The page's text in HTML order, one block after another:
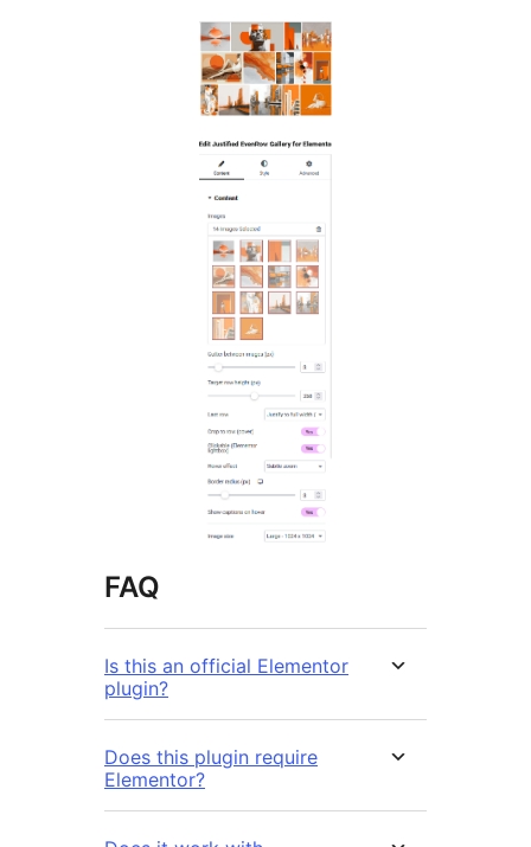
FAQ
Is this an official Elementor
plugin?
Does this plugin require
Elementor?